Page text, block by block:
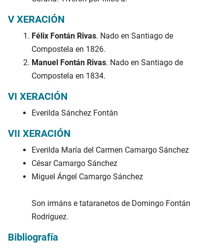
V XERACIÓN
Félix Fontán Rivas. Nado en Santiago de
Compostela en 1826.
Manuel Fontán Rivas. Nado en Santiago de
Compostela en 1834.
VI XERACIÓN
Everilda Sánchez Fontán
VII XERACIÓN
Everilda María del Carmen Camargo Sánchez
César Camargo Sánchez
Miguel Ángel Camargo Sánchez
Son irmáns e tataranetos de Domingo Fontán
Rodríguez.
Bibliografía